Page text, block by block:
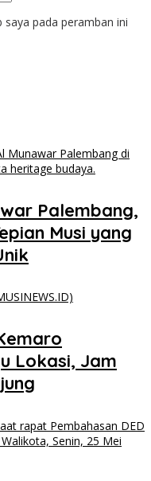
pada peramban ini
Palembang,
Musi yang
Lokasi, Jam